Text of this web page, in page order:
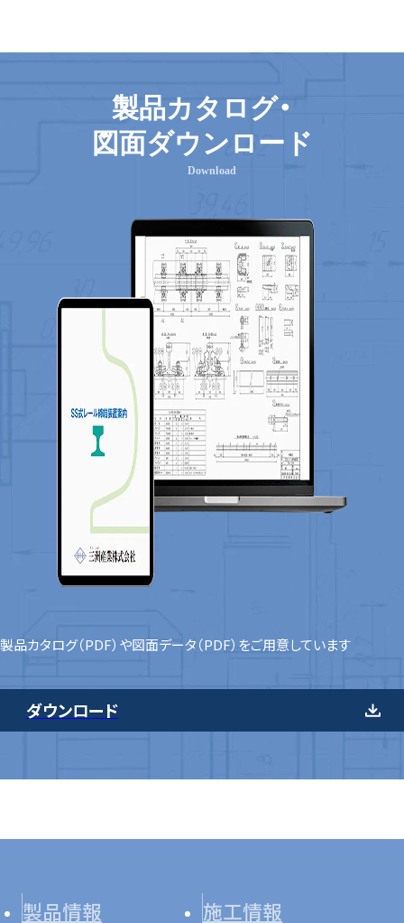
製品カタログ・
図面ダウンロード
Download
製品カタログ（PDF）や図面データ（PDF）をご用意しています
ダウンロード
製品情報 施工情報